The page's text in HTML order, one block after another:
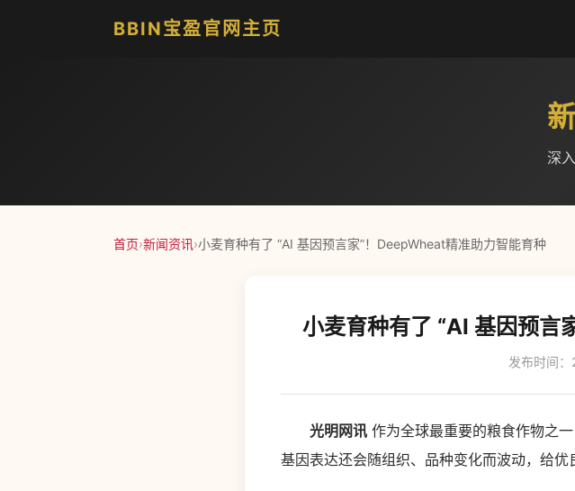
BBIN宝盈官网主页
深
首页›新闻资讯›小麦育种有了 “AI 基因预言家”！DeepWheat精准助力智能育种
小麦育种有了 “AI 基因预言
发布时间
光明网讯 作为全球最重要的粮食作物之
基因表达还会随组织、品种变化而波动，给优